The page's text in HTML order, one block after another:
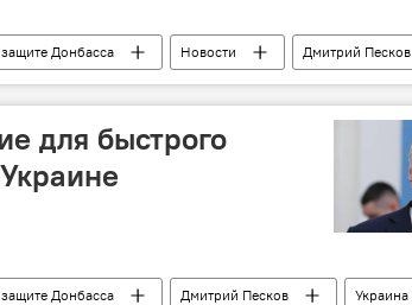
Донбасса Новости
Дмитрий Песков
для быстрого
Донбасса Дмитрий Песков
Украина